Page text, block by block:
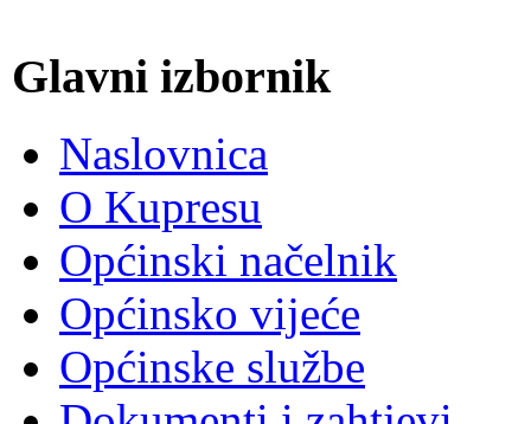
Glavni izbornik
Naslovnica
O Kupresu
Općinski načelnik
Općinsko vijeće
Općinske službe